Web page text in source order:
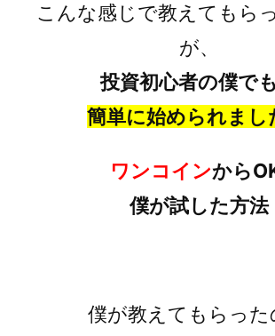
こんな感じで教えてもら
が、
投資初心者の僕でも
簡単に始められまし
ワンコインから
僕が試した方法
僕が教えてもらった